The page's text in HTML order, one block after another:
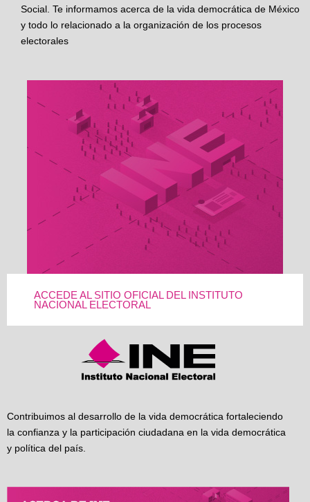
Social. Te informamos acerca de la vida democrática de México
y todo lo relacionado a la organización de los procesos
electorales
ACCEDE AL SITIO OFICIAL DEL INSTITUTO
NACIONAL ELECTORAL
Contribuimos al desarrollo de la vida democrática fortaleciendo
la confianza y la participación ciudadana en la vida democrática
y política del país.